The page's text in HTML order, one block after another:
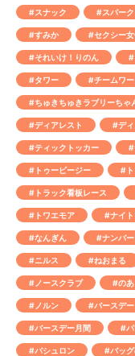
#スナック #スパー
#すみか #セクシー
#それいけ！りのん #
#タワー #チームワー
#ちゅきちゅきラブリーちゃ
#ディアレスト #デ
#ティックトッカー #
#トゥービージー #ト
#トラック看板レース
#トワエモア #ナイト
#なんぎん #ナンバ
#ニルス #ねおまる
#ノースクラブ #のあ
#ノルン #バースデー
#バースデー月間 #パ
#バシュロン #バッ